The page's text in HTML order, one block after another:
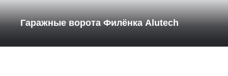
Гаражные ворота Филёнка Alutech